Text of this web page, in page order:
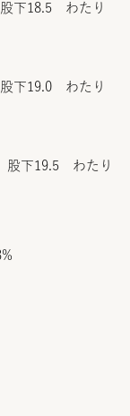
下18.5 わたり
下19.0 わたり
下19.5 わたり